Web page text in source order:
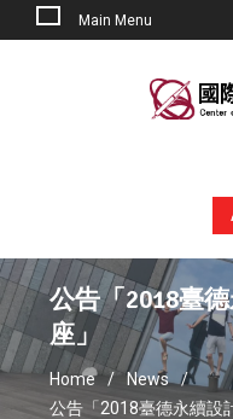
Main Menu
公告「2018臺
座」
Home
News
公告「2018臺德永續設